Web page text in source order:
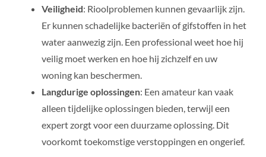
Veiligheid: Rioolproblemen kunnen gevaarlijk zijn.
Er kunnen schadelijke bacteriën of gifstoffen in het
water aanwezig zijn. Een professional weet hoe hij
veilig moet werken en hoe hij zichzelf en uw
woning kan beschermen.
Langdurige oplossingen: Een amateur kan vaak
alleen tijdelijke oplossingen bieden, terwijl een
expert zorgt voor een duurzame oplossing. Dit
voorkomt toekomstige verstoppingen en ongerief.